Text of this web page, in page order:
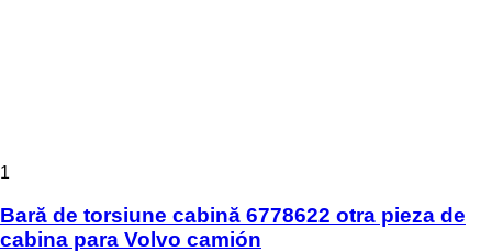
1
Bară de torsiune cabină 6778622 otra pieza de
cabina para Volvo camión